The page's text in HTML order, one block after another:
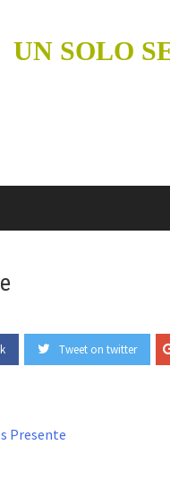
UN SOLO
Tweet on twitter
Presente